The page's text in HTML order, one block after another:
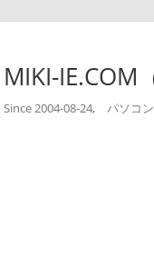
MIKI-IE.COM
Since 2004-08-24, パソコ